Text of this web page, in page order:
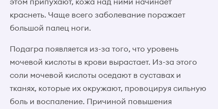
краснеть. Чаще всего заболевание поражает
большой палец ноги.
Подагра появляется из-за того, что уровень
мочевой кислоты в крови вырастает. Из-за этого
соли мочевой кислоты оседают в суставах и
тканях, которые их окружают, провоцируя сильную
боль и воспаление. Причиной повышения